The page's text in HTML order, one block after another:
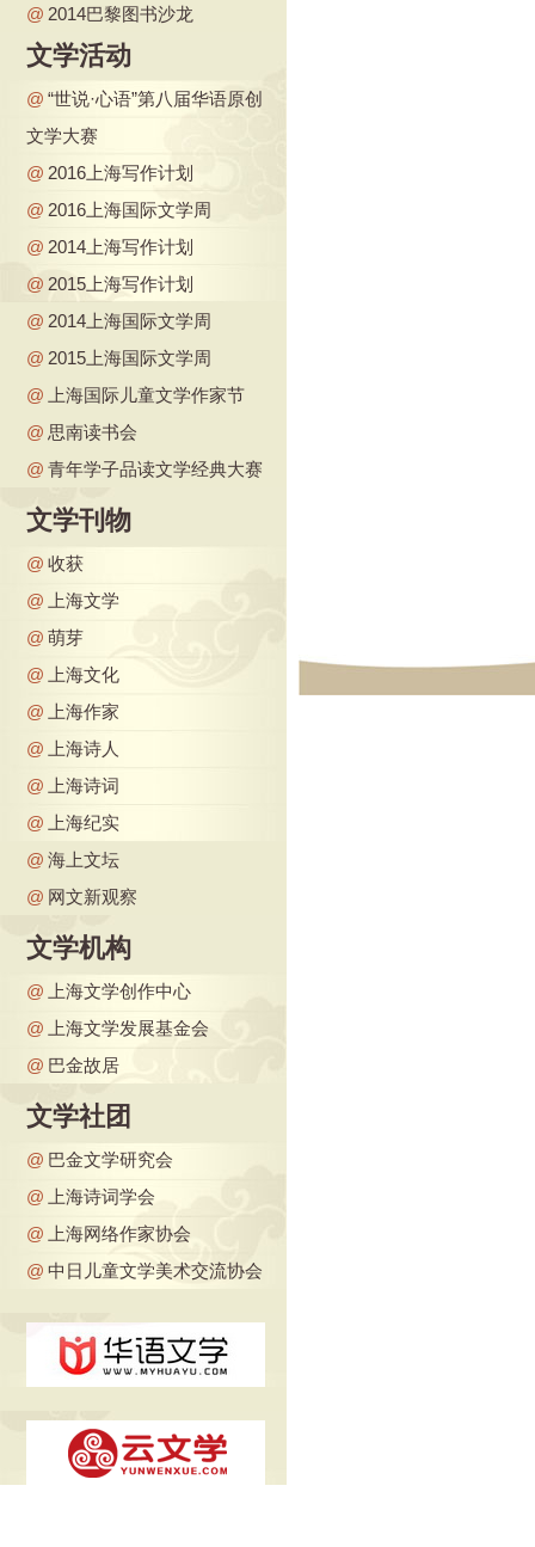
@ 2014巴黎图书沙龙
文学活动
@ “世说·心语”第八届华语原创
文学大赛
@ 2016上海写作计划
@ 2016上海国际文学周
@ 2014上海写作计划
@ 2015上海写作计划
@ 2014上海国际文学周
@ 2015上海国际文学周
@
上海国际儿童文学作家节
@ 思南读书会
@ 青年学子品读文学经典大赛
文学刊物
@ 收获
@
上海文学
@ 萌芽
@
上海文化
@
上海作家
@
上海诗人
@
上海诗词
@
上海纪实
@ 海上文坛
@ 网文新观察
文学机构
@
上海文学创作中心
@
上海文学发展基金会
@ 巴金故居
文学社团
@ 巴金文学研究会
@
上海诗词学会
@
上海网络作家协会
@ 中日儿童文学美术交流协会